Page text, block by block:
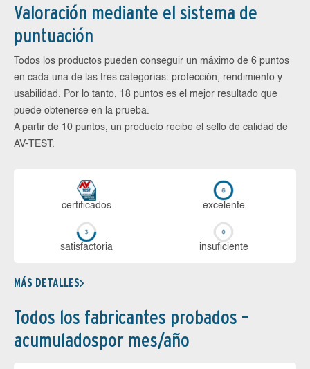
Valoración mediante el sistema de
puntuación
Todos los productos pueden conseguir un máximo de 6 puntos
en cada una de las tres categorías: protección, rendimiento y
usabilidad. Por lo tanto, 18 puntos es el mejor resultado que
puede obtenerse en la prueba.
A partir de 10 puntos, un producto recibe el sello de calidad de
AV-TEST.
certi­ficados ex­ce­len­te
sa­tis­fac­to­ria in­su­fi­cien­te
MÁS DETALLES
Todos los fabricantes probados –
acumuladospor mes/año